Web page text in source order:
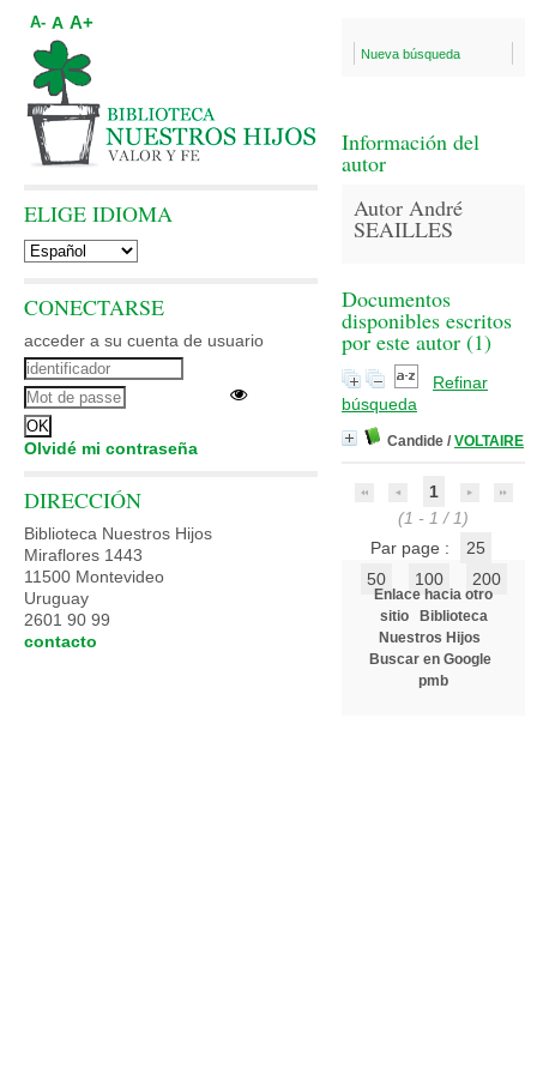
Nueva búsqueda
Información del
autor
Autor André
SEAILLES
Documentos
disponibles escritos
por este autor (1)
Refinar
búsqueda
Candide / VOLTAIRE
1
(1 - 1 / 1)
Par page :
25
50
100 200
Enlace hacia otro
sitio
Biblioteca
Nuestros Hijos
Buscar en Google
pmb
A- A A+
ELIGE IDIOMA
CONECTARSE
acceder a su cuenta de usuario
Olvidé mi contraseña
DIRECCIÓN
Biblioteca Nuestros Hijos
Miraflores 1443
11500 Montevideo
Uruguay
2601 90 99
contacto